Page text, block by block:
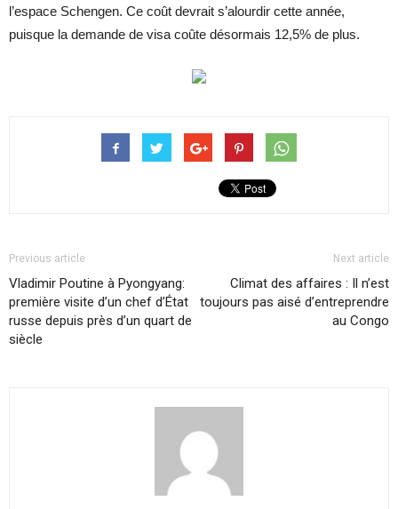
l’espace Schengen. Ce coût devrait s’alourdir cette année,
puisque la demande de visa coûte désormais 12,5% de plus.
Previous article
Vladimir Poutine à Pyongyang:
première visite d’un chef d’État
russe depuis près d’un quart de
siècle
Next article
Climat des affaires : Il n’est
toujours pas aisé d’entreprendre
au Congo